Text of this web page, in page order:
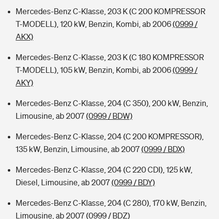
Mercedes-Benz C-Klasse, 203 K (C 200 KOMPRESSOR
T-MODELL), 120 kW, Benzin, Kombi, ab 2006(0999 /
AKX)
Mercedes-Benz C-Klasse, 203 K (C 180 KOMPRESSOR
T-MODELL), 105 kW, Benzin, Kombi, ab 2006(0999 /
AKY)
Mercedes-Benz C-Klasse, 204 (C 350), 200 kW, Benzin,
Limousine, ab 2007(0999 / BDW)
Mercedes-Benz C-Klasse, 204 (C 200 KOMPRESSOR),
135 kW, Benzin, Limousine, ab 2007(0999 / BDX)
Mercedes-Benz C-Klasse, 204 (C 220 CDI), 125 kW,
Diesel, Limousine, ab 2007(0999 / BDY)
Mercedes-Benz C-Klasse, 204 (C 280), 170 kW, Benzin,
Limousine, ab 2007(0999 / BDZ)